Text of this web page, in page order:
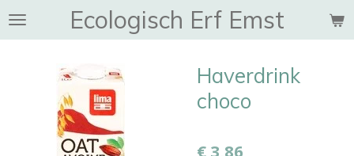
Ga
hoofdinhoud
Ecologisch Erf Emst
Haverdrink
choco
€ 3,86